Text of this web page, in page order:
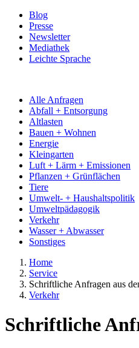
Blog
Presse
Newsletter
Mediathek
Leichte Sprache
Alle Anfragen
Abfall + Entsorgung
Altlasten
Bauen + Wohnen
Energie
Kleingarten
Luft + Lärm + Emissionen
Pflanzen + Grünflächen
Tiere
Umwelt- + Haushaltspolitik
Umweltpädagogik
Verkehr
Wasser + Abwasser
Sonstiges
Home
Service
Schriftliche Anfragen aus
Verkehr
Schriftliche